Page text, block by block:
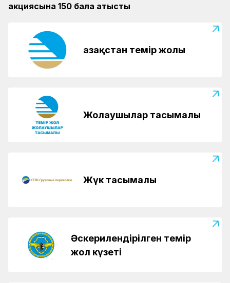
акциясына 150 бала қатысты
Қазақстан темір жолы
Жолаушылар тасымалы
Жүк тасымалы
Әскерилендірілген темір
жол күзеті